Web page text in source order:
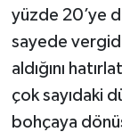
yüzde 20’ye
sayede
aldığını
çok sayıdaki
bohçaya